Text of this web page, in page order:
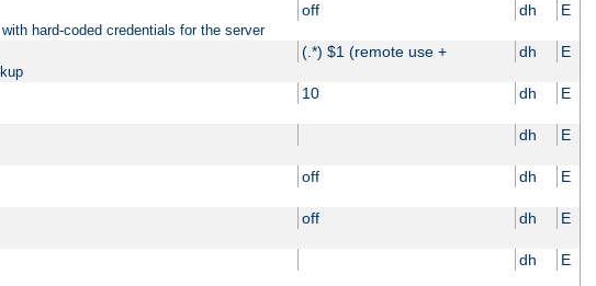
off dh E
hard-coded credentials for the server
(.*) $1 (remote use + dh E
10 dh E
dh E
off dh E
off dh E
dh E